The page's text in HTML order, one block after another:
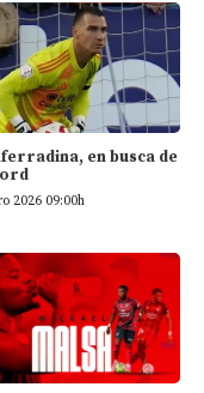
en busca de
2026 09:00h